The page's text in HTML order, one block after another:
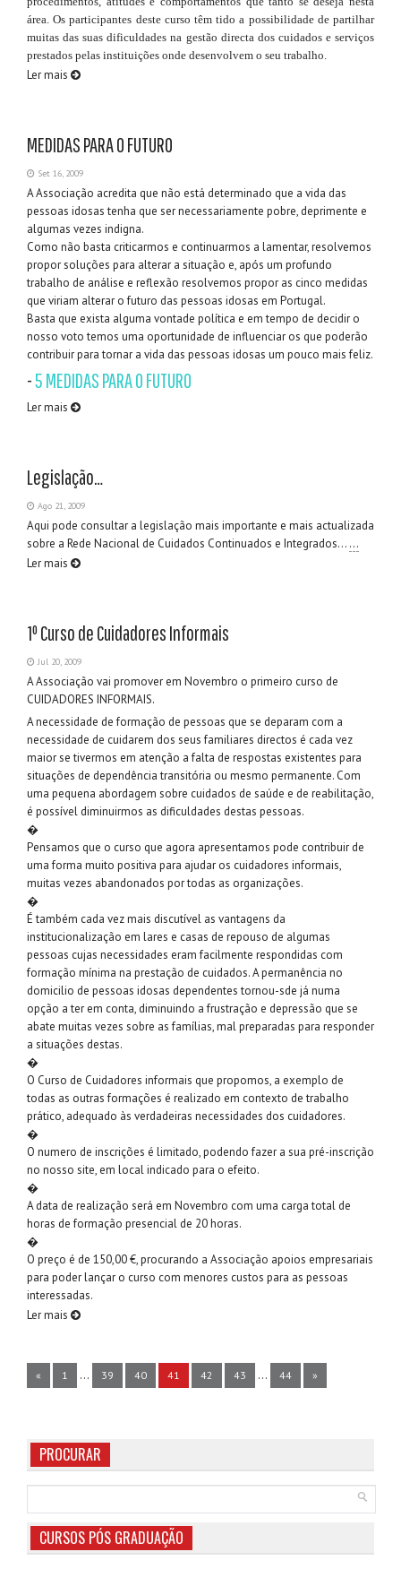
área. Os participantes deste curso têm tido a possibilidade de partilhar
muitas das suas dificuldades na gestão directa dos cuidados e serviços
prestados pelas instituições onde desenvolvem o seu trabalho.
Ler mais
MEDIDAS PARA O FUTURO
Set 16, 2009
A Associação acredita que não está determinado que a vida das
pessoas idosas tenha que ser necessariamente pobre, deprimente e
algumas vezes indigna.
Como não basta criticarmos e continuarmos a lamentar, resolvemos
propor soluções para alterar a situação e, após um profundo
trabalho de análise e reflexão resolvemos propor as cinco medidas
que viriam alterar o futuro das pessoas idosas em Portugal.
Basta que exista alguma vontade política e em tempo de decidir o
nosso voto temos uma oportunidade de influenciar os que poderão
contribuir para tornar a vida das pessoas idosas um pouco mais feliz.
-5 MEDIDAS PARA O FUTURO
Ler mais
Legislação…
Ago 21, 2009
Aqui pode consultar a legislação mais importante e mais actualizada
sobre a Rede Nacional de Cuidados Continuados e Integrados… …
Ler mais
1º Curso de Cuidadores Informais
Jul 20, 2009
A Associação vai promover em Novembro o primeiro curso de
CUIDADORES INFORMAIS.
A necessidade de formação de pessoas que se deparam com a
necessidade de cuidarem dos seus familiares directos é cada vez
maior se tivermos em atenção a falta de respostas existentes para
situações de dependência transitória ou mesmo permanente. Com
uma pequena abordagem sobre cuidados de saúde e de reabilitação,
é possível diminuirmos as dificuldades destas pessoas.
�
Pensamos que o curso que agora apresentamos pode contribuir de
uma forma muito positiva para ajudar os cuidadores informais,
muitas vezes abandonados por todas as organizações.
�
É também cada vez mais discutível as vantagens da
institucionalização em lares e casas de repouso de algumas
pessoas cujas necessidades eram facilmente respondidas com
formação mínima na prestação de cuidados. A permanência no
domicilio de pessoas idosas dependentes tornou-sde já numa
opção a ter em conta, diminuindo a frustração e depressão que se
abate muitas vezes sobre as famílias, mal preparadas para responder
a situações destas.
�
O Curso de Cuidadores informais que propomos, a exemplo de
todas as outras formações é realizado em contexto de trabalho
prático, adequado às verdadeiras necessidades dos cuidadores.
�
O numero de inscrições é limitado, podendo fazer a sua pré-inscrição
no nosso site, em local indicado para o efeito.
�
A data de realização será em Novembro com uma carga total de
horas de formação presencial de 20 horas.
�
O preço é de 150,00 €, procurando a Associação apoios empresariais
para poder lançar o curso com menores custos para as pessoas
interessadas.
Ler mais
« 1 ... 39 40 41 42 43 ... 44 »
PROCURAR
CURSOS PÓS GRADUAÇÃO